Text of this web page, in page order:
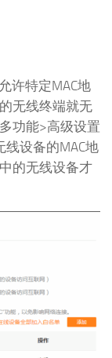
许特定MAC地
无线终端就无
功能>高级设置
线设备的MAC地
的无线设备才